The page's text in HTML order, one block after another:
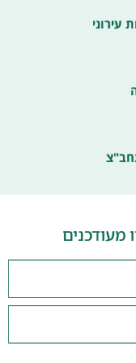
עירוני
מעודכנים